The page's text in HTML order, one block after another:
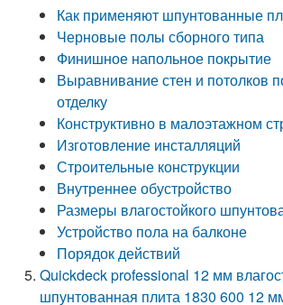
Как применяют шпунтованные
Черновые полы сборного типа
Финишное напольное покрытие
Выравнивание стен и потолков
отделку
Конструктивно в малоэтажном
Изготовление инсталляций
Строительные конструкции
Внутреннее обустройство
Размеры влагостойкого
Устройство пола на балконе
Порядок действий
Quickdeck professional 12 мм
шпунтованная плита 1830 600 12